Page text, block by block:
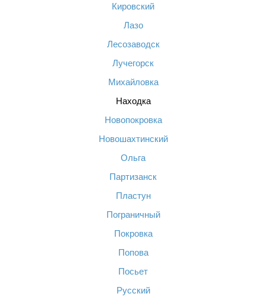
Кировский
Лазо
Лесозаводск
Лучегорск
Михайловка
Находка
Новопокровка
Новошахтинский
Ольга
Партизанск
Пластун
Пограничный
Покровка
Попова
Посьет
Русский